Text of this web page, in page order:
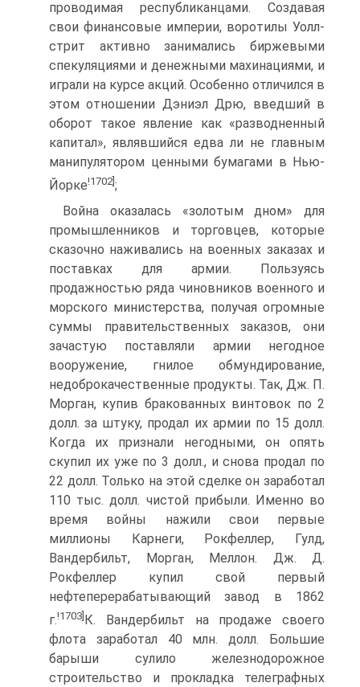
проводимая республиканцами. Создавая
свои финансовые империи, воротилы Уолл-
стрит активно занимались биржевыми
спекуляциями и денежными махинациями, и
играли на курсе акций. Особенно отличился в
этом отношении Дэниэл Дрю, введший в
оборот такое явление как «разводненный
капитал», являвшийся едва ли не главным
манипулятором ценными бумагами в Нью-
Йорке!1702];
Война оказалась «золотым дном» для
промышленников и торговцев, которые
сказочно наживались на военных заказах и
поставках для армии. Пользуясь
продажностью ряда чиновников военного и
морского министерства, получая огромные
суммы правительственных заказов, они
зачастую поставляли армии негодное
вооружение, гнилое обмундирование,
недоброкачественные продукты. Так, Дж. П.
Морган, купив бракованных винтовок по 2
долл. за штуку, продал их армии по 15 долл.
Когда их признали негодными, он опять
скупил их уже по 3 долл., и снова продал по
22 долл. Только на этой сделке он заработал
110 тыс. долл. чистой прибыли. Именно во
время войны нажили свои первые
миллионы Карнеги, Рокфеллер, Гулд,
Вандербильт, Морган, Меллон. Дж. Д.
Рокфеллер купил свой первый
нефтеперерабатывающий завод в 1862
г.!1703] К. Вандербильт на продаже своего
флота заработал 40 млн. долл. Большие
барыши сулило железнодорожное
строительство и прокладка телеграфных